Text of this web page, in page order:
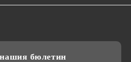
бюлетин